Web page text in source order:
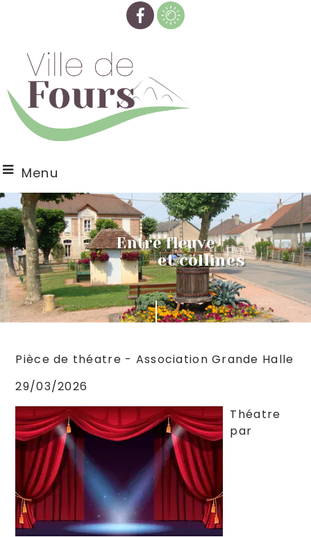
Menu
Entre fleuve
et collines
Pièce de théatre - Association Grande Halle
29/03/2026
Théatre
par